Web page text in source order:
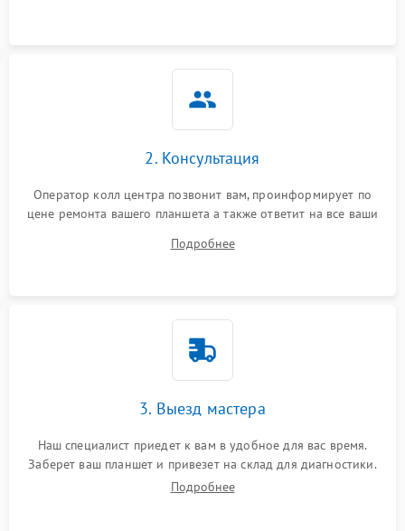
2. Консультация
Оператор колл центра позвонит вам, проинформирует по
цене ремонта вашего планшета а также ответит на все ваши
Подробнее
3. Выезд мастера
Наш специалист приедет к вам в удобное для вас время.
Заберет ваш планшет и привезет на склад для диагностики.
Подробнее